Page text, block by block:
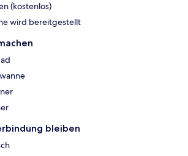
(kostenlos)
wird bereitgestellt
bleiben